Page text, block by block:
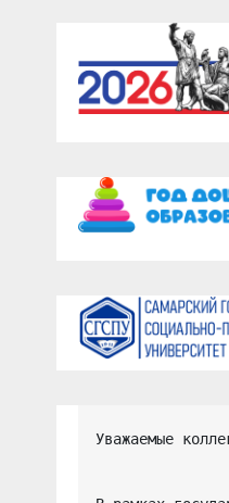
Уважаемые